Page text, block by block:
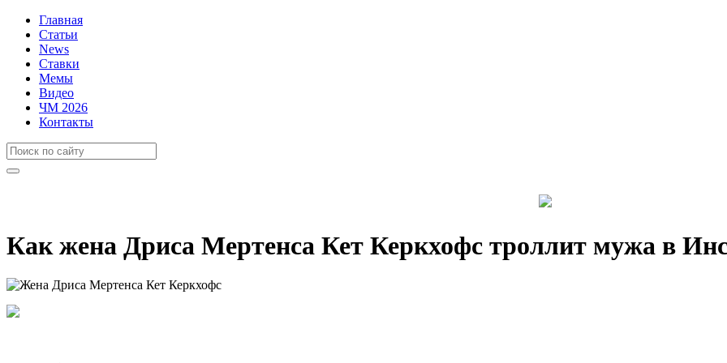
Главная
Статьи
News
Ставки
Мемы
Видео
ЧМ 2026
Контакты
Как жена Дриса Мертенса Кет Керкхофс троллит мужа в